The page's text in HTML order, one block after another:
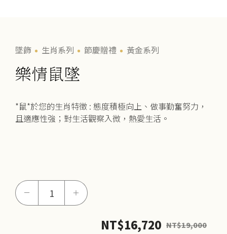
墜飾 生肖系列 節慶贈禮 黃金系列
樂情鼠墜
*鼠*於您的生肖特徵 : 態度積極向上、做事勤奮努力，
且適應性強；對生活觀察入微，熱愛生活。
－ ＋
NT$16,720 NT$19,000